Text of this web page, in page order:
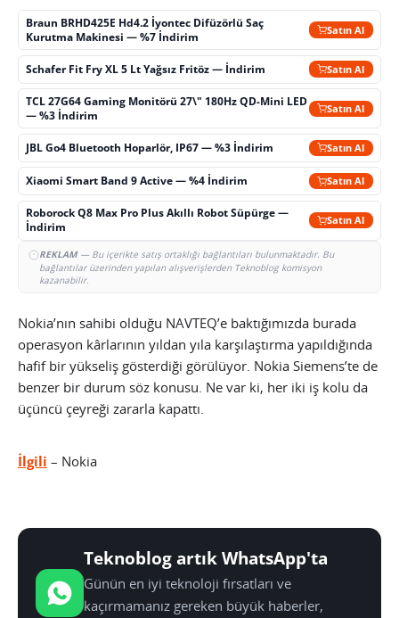
Braun BRHD425E Hd4.2 İyontec Difüzörlü Saç
Kurutma Makinesi — %7 İndirim
Satın Al
Schafer Fit Fry XL 5 Lt Yağsız Fritöz — İndirim Satın Al
TCL 27G64 Gaming Monitörü 27\" 180Hz QD-Mini LED
— %3 İndirim
Satın Al
JBL Go4 Bluetooth Hoparlör, IP67 — %3 İndirim Satın Al
Xiaomi Smart Band 9 Active — %4 İndirim Satın Al
Roborock Q8 Max Pro Plus Akıllı Robot Süpürge —
İndirim
Satın Al
REKLAM— Bu içerikte satış ortaklığı bağlantıları bulunmaktadır. Bu
bağlantılar üzerinden yapılan alışverişlerden Teknoblog komisyon
kazanabilir.
Nokia’nın sahibi olduğu NAVTEQ’e baktığımızda burada
operasyon kârlarının yıldan yıla karşılaştırma yapıldığında
hafif bir yükseliş gösterdiği görülüyor. Nokia Siemens’te de
benzer bir durum söz konusu. Ne var ki, her iki iş kolu da
üçüncü çeyreği zararla kapattı.
İlgili – Nokia
Teknoblog artık WhatsApp'ta
Günün en iyi teknoloji fırsatları ve
kaçırmamanız gereken büyük haberler,